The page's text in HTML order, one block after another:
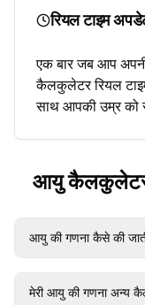
रियल टाइम
एक बार जब आप
कैलकुलेटर रियल
साथ आपकी उम्र को
आयु कैलकुलेटर
आयु की गणना कैसे की
मेरी आयु की गणना अन्य